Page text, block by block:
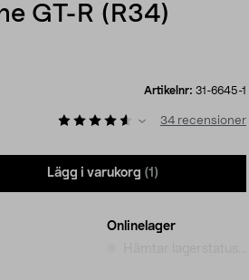
GT-R (R34)
Artikelnr: 31-6645-1
34 recensioner
Lägg i varukorg (1)
Onlinelager